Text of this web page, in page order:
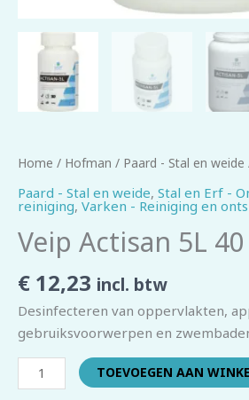
Home / Hofman / Paard - Stal en weide
Paard - Stal en weide, Stal en Erf -
reiniging, Varken - Reiniging en
Veip Actisan 5L
€ 12,23 incl. btw
Desinfecteren van oppervlakten,
gebruiksvoorwerpen en
TOEVOEGEN AAN